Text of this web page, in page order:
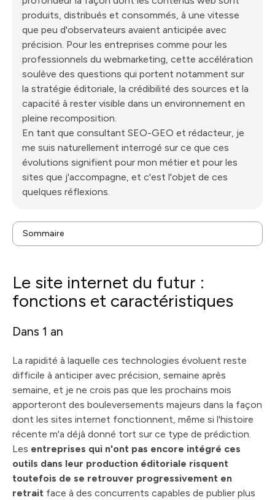
produits, distribués et consommés, à une vitesse
que peu d'observateurs avaient anticipée avec
précision. Pour les entreprises comme pour les
professionnels du webmarketing, cette accélération
soulève des questions qui portent notamment sur
la stratégie éditoriale, la crédibilité des sources et la
capacité à rester visible dans un environnement en
pleine recomposition.
En tant que consultant SEO-GEO et rédacteur, je
me suis naturellement interrogé sur ce que ces
évolutions signifient pour mon métier et pour les
sites que j'accompagne, et c'est l'objet de ces
quelques réflexions.
Sommaire
caractéristiques
L’accompagnement du rédacteur/consultant SEO-
GEO : un polisseur d’IA
Le site internet du futur :
fonctions et caractéristiques
Dans 1 an
La rapidité à laquelle ces technologies évoluent reste
difficile à anticiper avec précision, semaine après
semaine, et je ne crois pas que les prochains mois
apporteront des bouleversements majeurs dans la façon
dont les sites internet fonctionnent, même si l'histoire
récente m'a déjà donné tort sur ce type de prédiction.
Les entreprises qui n'ont pas encore intégré ces
outils dans leur production éditoriale risquent
toutefois de se retrouver progressivement en
retrait face à des concurrents capables de publier plus